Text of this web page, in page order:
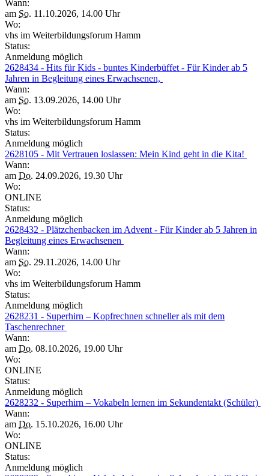
Wann:
am So. 11.10.2026, 14.00 Uhr
Wo:
vhs im Weiterbildungsforum Hamm
Status:
Anmeldung möglich
2628434 - Hits für Kids - buntes Kinderbüffet - Für Kinder ab 5
Jahren in Begleitung eines Erwachsenen,
Wann:
am So. 13.09.2026, 14.00 Uhr
Wo:
vhs im Weiterbildungsforum Hamm
Status:
Anmeldung möglich
2628105 - Mit Vertrauen loslassen: Mein Kind geht in die Kita!
Wann:
am Do. 24.09.2026, 19.30 Uhr
Wo:
ONLINE
Status:
Anmeldung möglich
2628432 - Plätzchenbacken im Advent - Für Kinder ab 5 Jahren in
Begleitung eines Erwachsenen
Wann:
am So. 29.11.2026, 14.00 Uhr
Wo:
vhs im Weiterbildungsforum Hamm
Status:
Anmeldung möglich
2628231 - Superhirn – Kopfrechnen schneller als mit dem
Taschenrechner
Wann:
am Do. 08.10.2026, 19.00 Uhr
Wo:
ONLINE
Status:
Anmeldung möglich
2628232 - Superhirn – Vokabeln lernen im Sekundentakt (Schüler)
Wann:
am Do. 15.10.2026, 16.00 Uhr
Wo:
ONLINE
Status:
Anmeldung möglich